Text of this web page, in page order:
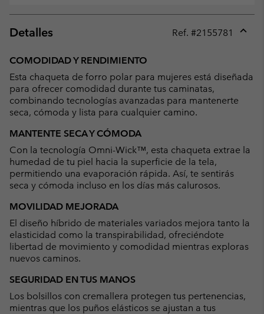
Detalles Ref. #2155781
COMODIDAD Y RENDIMIENTO
Esta chaqueta de forro polar para mujeres está diseñada
para ofrecer comodidad durante tus caminatas,
combinando tecnologías avanzadas para mantenerte
seca, cómoda y lista para cualquier camino.
MANTENTE SECA Y CÓMODA
Con la tecnología Omni-Wick™, esta chaqueta extrae la
humedad de tu piel hacia la superficie de la tela,
permitiendo una evaporación rápida. Así, te sentirás
seca y cómoda incluso en los días más calurosos.
MOVILIDAD MEJORADA
El diseño híbrido de materiales variados mejora tanto la
elasticidad como la transpirabilidad, ofreciéndote
libertad de movimiento y comodidad mientras exploras
nuevos caminos.
SEGURIDAD EN TUS MANOS
Los bolsillos con cremallera protegen tus pertenencias,
mientras que los puños elásticos se ajustan a tus